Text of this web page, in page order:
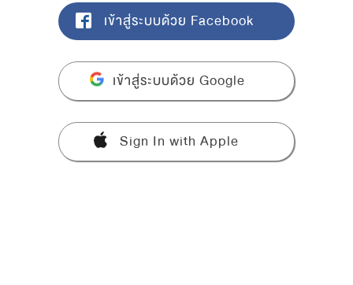
เข้าสู่ระบบด้วย Facebook
เข้าสู่ระบบด้วย Google
Sign In with Apple